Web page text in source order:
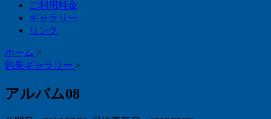
ご利用料金
ギャラリー
リンク
ホーム >
釣果ギャラリー >
アルバム08